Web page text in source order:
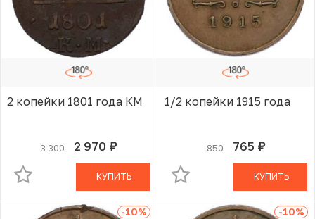
2 копейки 1801 года КМ
3 300 2 970 руб.
В КОРЗИНЕ
КУПИТЬ
1/2 копейки 1915 года
850 765 руб.
В КОРЗИНЕ
КУПИТЬ
-10% -10%